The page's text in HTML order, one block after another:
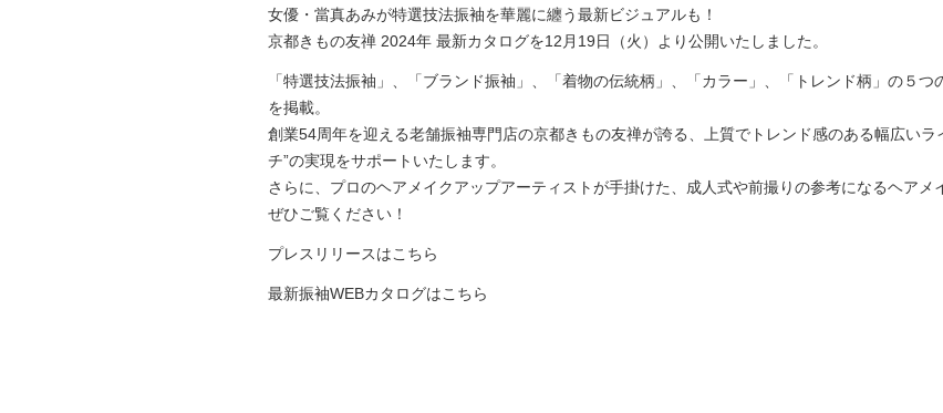
女優・當真あみが特選技法振袖を華麗に纏う最新ビジュアルも！
京都きもの友禅 2024年 最新カタログを12月19日（火）より公開いたしました。
「特選技法振袖」、「ブランド振袖」、「着物の伝統柄」、「カラー」、「トレンド柄」の５
を掲載。
創業54周年を迎える老舗振袖専門店の京都きもの友禅が誇る、上質でトレンド感のある幅広いラ
チ”の実現をサポートいたします。
さらに、プロのヘアメイクアップアーティストが手掛けた、成人式や前撮りの参考になるヘアメ
ぜひご覧ください！
プレスリリースはこちら
最新振袖WEBカタログはこちら